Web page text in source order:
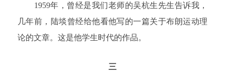
1959年，曾经是我们老师的吴杭生先生告诉我，
几年前，陆埮曾经给他看他写的一篇关于布朗运动理
论的文章。这是他学生时代的作品。
三